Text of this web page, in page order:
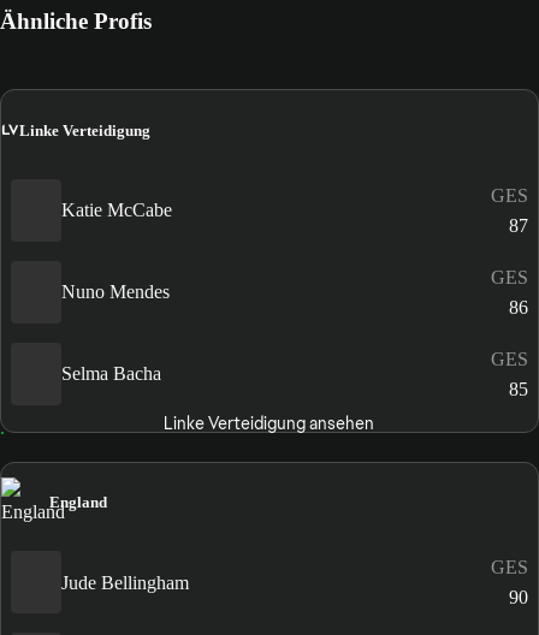
Ähnliche Profis
LVLinke Verteidigung
Katie McCabe
GES
87
Nuno Mendes
GES
86
Selma Bacha
GES
85
Linke Verteidigung ansehen
England
Jude Bellingham
GES
90